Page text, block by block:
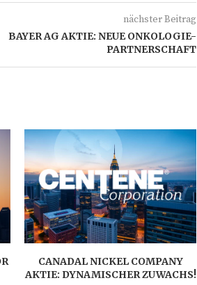
nächster Beitrag
BAYER AG AKTIE: NEUE ONKOLOGIE-
PARTNERSCHAFT
CANADAL NICKEL COMPANY
AKTIE: DYNAMISCHER ZUWACHS!